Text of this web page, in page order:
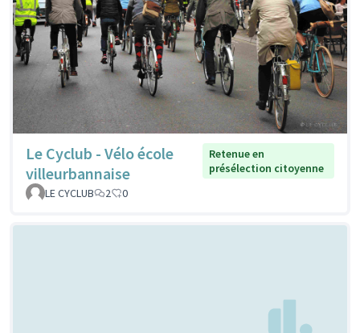
Le Cyclub - Vélo école
villeurbannaise
Retenue en
présélection citoyenne
LE CYCLUB
2 0